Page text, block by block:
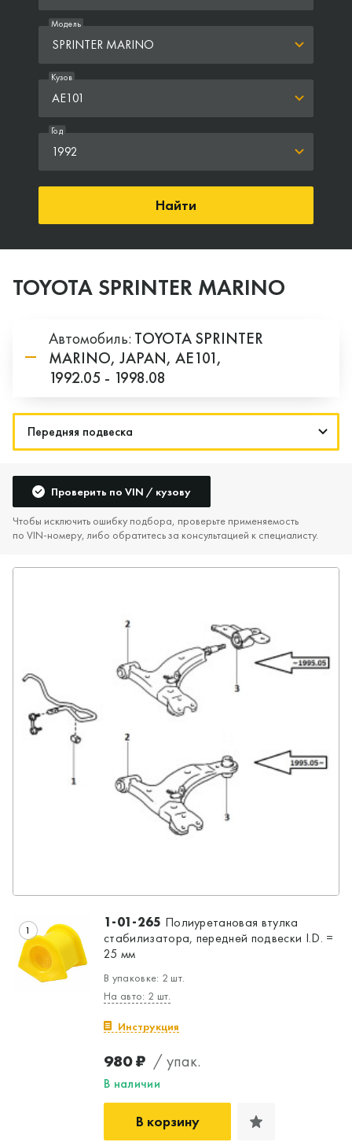
SPRINTER MARINO
Модель
AE101
Кузов
1992
Год
Найти
TOYOTA SPRINTER MARINO
Автомобиль: TOYOTASPRINTER
MARINO, JAPAN, AE101,
1992.05 - 1998.08
Проверить по VIN / кузову
Чтобы исключить ошибку подбора, проверьте применяемость
по VIN‑номеру, либо обратитесь за консультацией к специалисту.
1 1-01-265 Полиуретановая втулка
стабилизатора, передней подвески I.D. =
25 мм
В упаковке: 2 шт.
На авто: 2 шт.
Инструкция
980 ₽ / упак.
В наличии
В корзину